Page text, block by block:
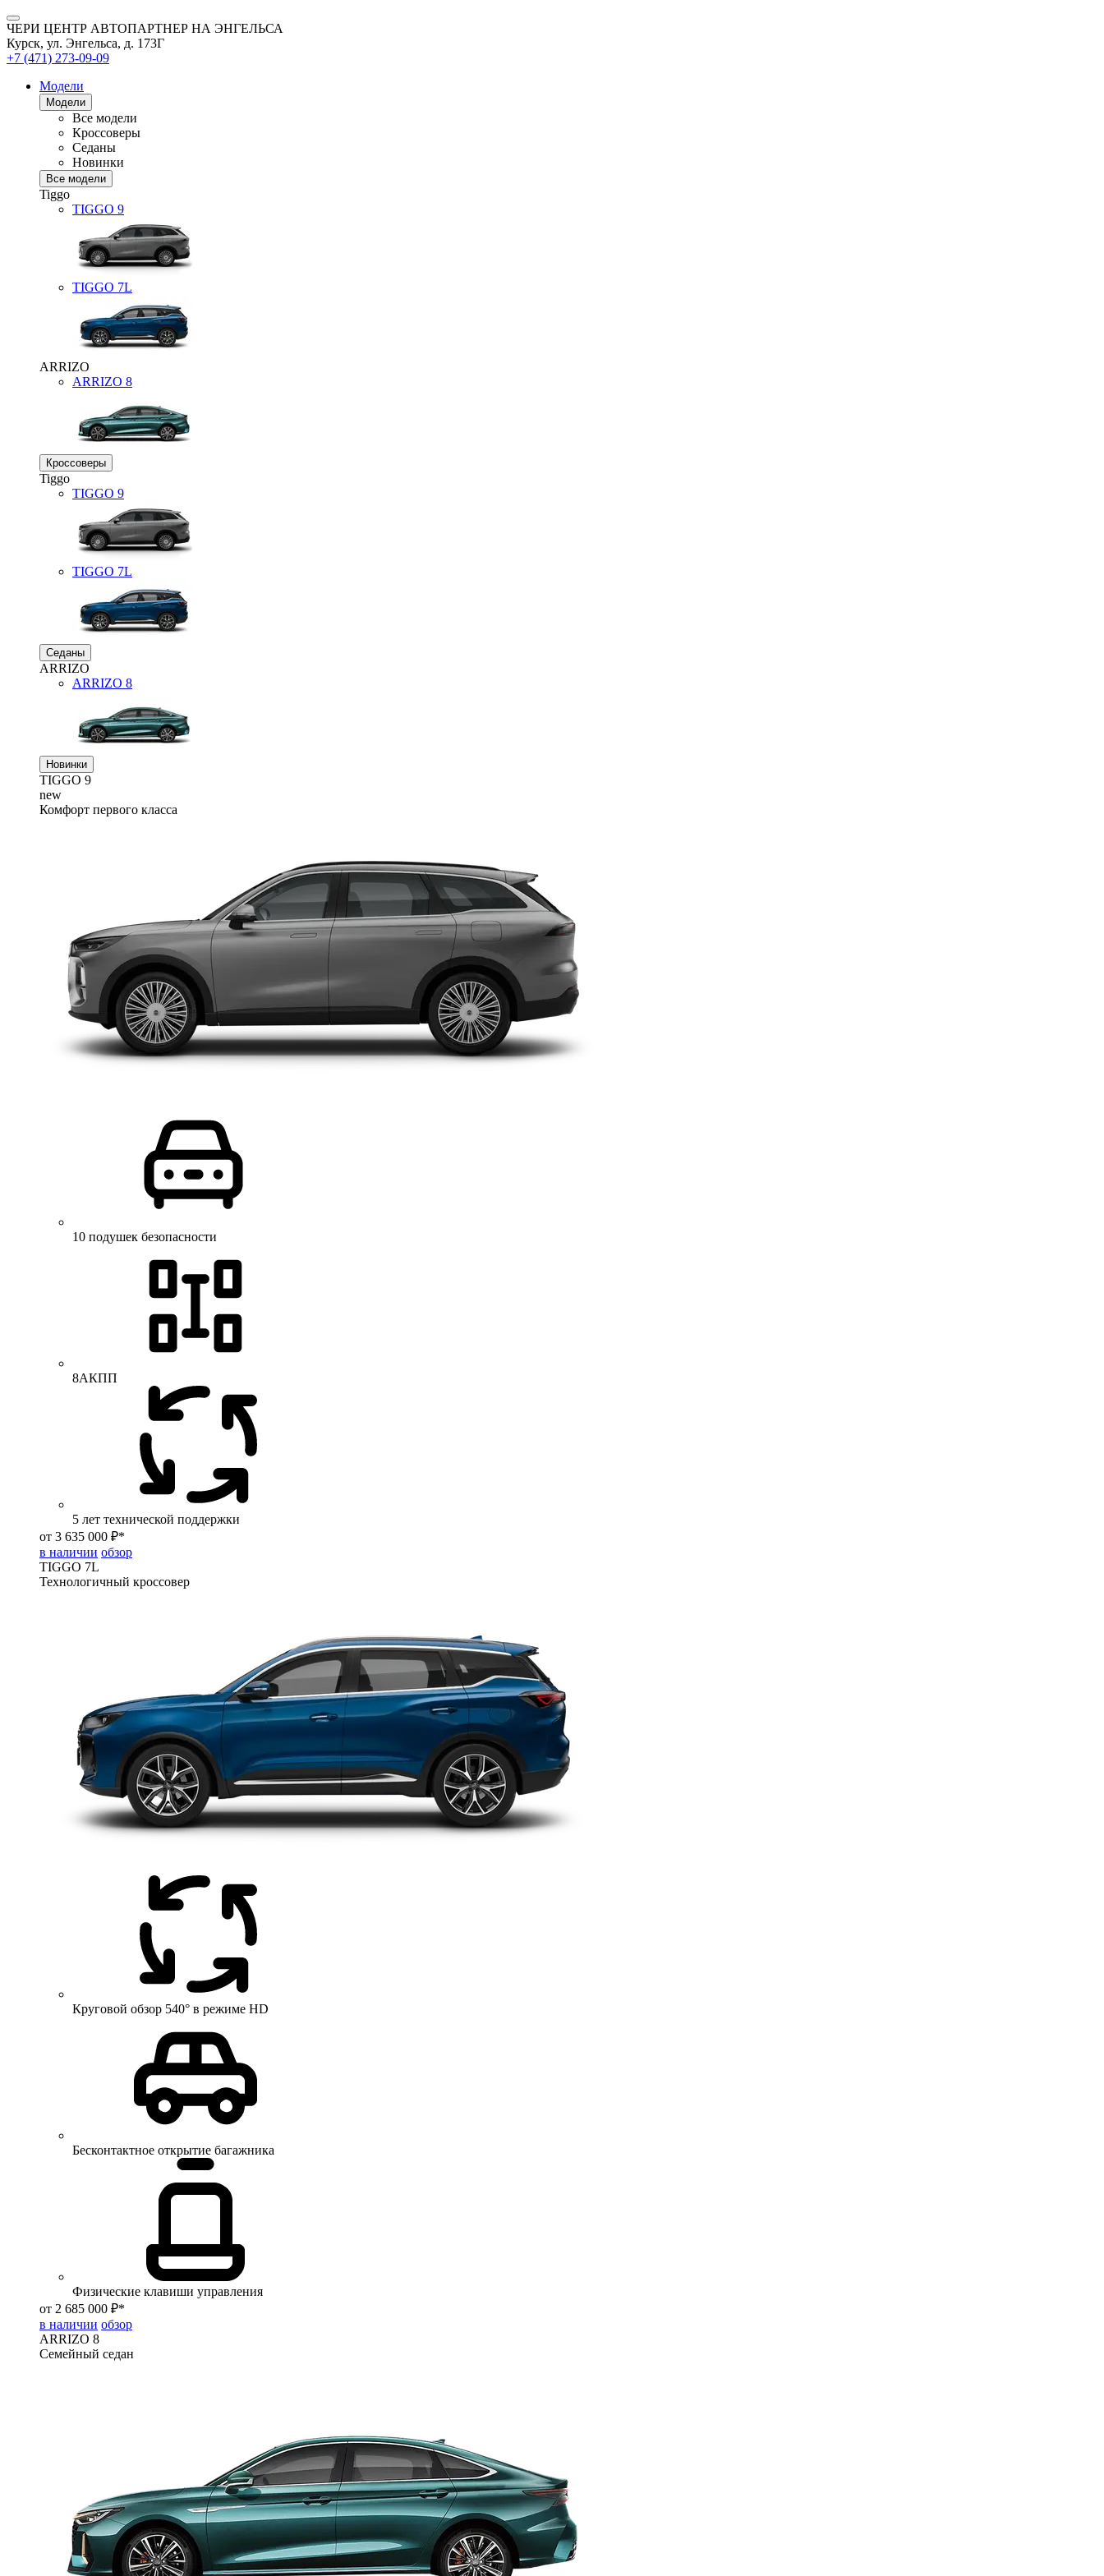
ЧЕРИ ЦЕНТР АВТОПАРТНЕР НА ЭНГЕЛЬСА
Курск, ул. Энгельса, д. 173Г
+7 (471) 273-09-09
Модели
Модели
Все модели
Кроссоверы
Седаны
Новинки
Все модели
Tiggo
TIGGO 9
TIGGO 7L
ARRIZO
ARRIZO 8
Кроссоверы
Tiggo
TIGGO 9
TIGGO 7L
Седаны
ARRIZO
ARRIZO 8
Новинки
TIGGO 9
new
Комфорт первого класса
10 подушек безопасности
8АКПП
5 лет технической поддержки
от 3 635 000 ₽*
в наличии обзор
TIGGO 7L
Технологичный кроссовер
Круговой обзор 540° в режиме HD
Бесконтактное открытие багажника
Физические клавиши управления
от 2 685 000 ₽*
в наличии обзор
ARRIZO 8
Семейный седан